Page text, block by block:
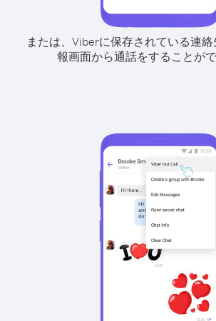
または、Viberに保存されている連
報画面から通話をすることがで